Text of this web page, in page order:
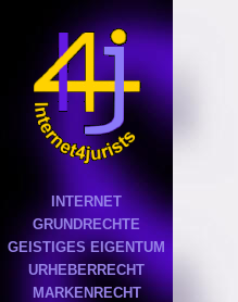
INTERNET
GRUNDRECHTE
GEISTIGES EIGENTUM
URHEBERRECHT
MARKENRECHT